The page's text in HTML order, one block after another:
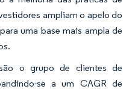
ampliam o apelo do
uma base mais ampla de
o grupo de clientes de
se a um CAGR de